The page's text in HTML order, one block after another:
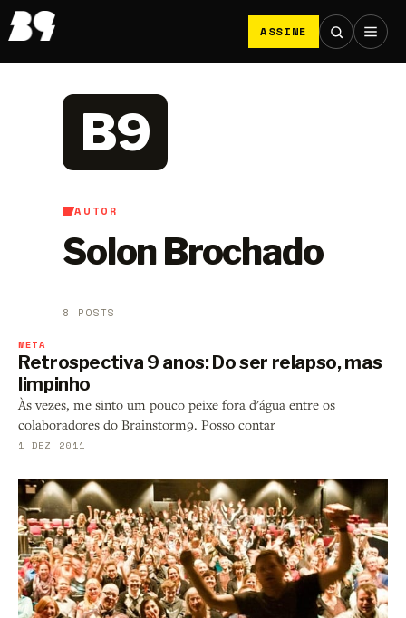
ASSINE
AUTOR
Solon Brochado
8 POSTS
B9
META
Retrospectiva 9 anos: Do ser relapso, mas
limpinho
Às vezes, me sinto um pouco peixe fora d'água entre os
colaboradores do Brainstorm9. Posso contar
1 DEZ 2011